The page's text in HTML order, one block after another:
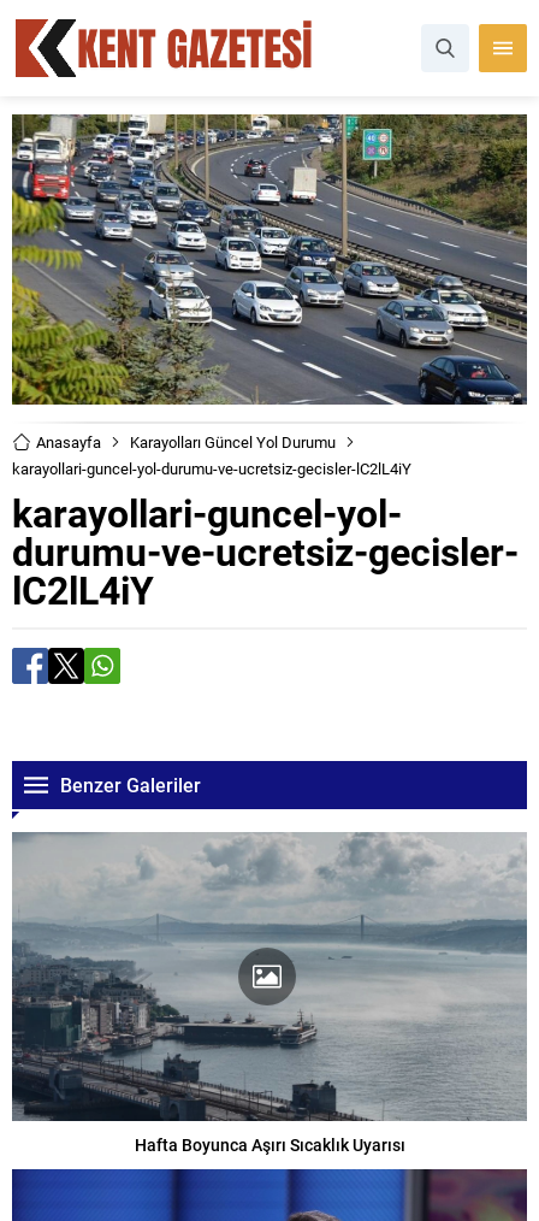
Anasayfa
Karayolları Güncel Yol Durumu
karayollari-guncel-yol-durumu-ve-ucretsiz-gecisler-lC2lL4iY
karayollari-guncel-yol-
durumu-ve-ucretsiz-gecisler-
lC2lL4iY
Benzer Galeriler
Hafta Boyunca Aşırı Sıcaklık Uyarısı